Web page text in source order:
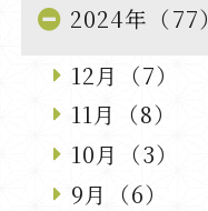
2024年（77）
12月（7）
11月（8）
10月（3）
9月（6）